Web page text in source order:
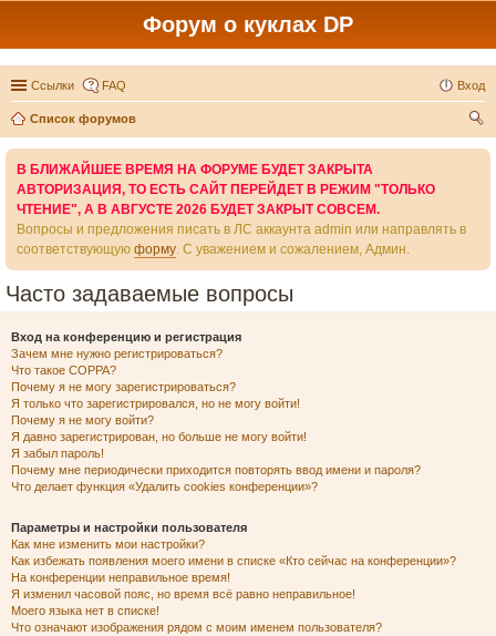
Форум о куклах DP
Ссылки FAQ Вход
Список форумов
В БЛИЖАЙШЕЕ ВРЕМЯ НА ФОРУМЕ БУДЕТ ЗАКРЫТА
АВТОРИЗАЦИЯ, ТО ЕСТЬ САЙТ ПЕРЕЙДЕТ В РЕЖИМ "ТОЛЬКО
ЧТЕНИЕ", А В АВГУСТЕ 2026 БУДЕТ ЗАКРЫТ СОВСЕМ.
Вопросы и предложения писать в ЛС аккаунта admin или направлять в
соответствующую форму. С уважением и сожалением, Админ.
Часто задаваемые вопросы
Вход на конференцию и регистрация
Зачем мне нужно регистрироваться?
Что такое COPPA?
Почему я не могу зарегистрироваться?
Я только что зарегистрировался, но не могу войти!
Почему я не могу войти?
Я давно зарегистрирован, но больше не могу войти!
Я забыл пароль!
Почему мне периодически приходится повторять ввод имени и пароля?
Что делает функция «Удалить cookies конференции»?
Параметры и настройки пользователя
Как мне изменить мои настройки?
Как избежать появления моего имени в списке «Кто сейчас на конференции»?
На конференции неправильное время!
Я изменил часовой пояс, но время всё равно неправильное!
Моего языка нет в списке!
Что означают изображения рядом с моим именем пользователя?